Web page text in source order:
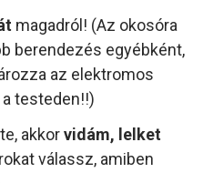
magadról! (Az okosóra
berendezés egyébként,
az elektromos
testeden!!)
akkorvidám, lelket
válassz, amiben